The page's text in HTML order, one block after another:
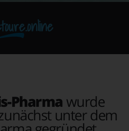
Pharma wurde
unter dem